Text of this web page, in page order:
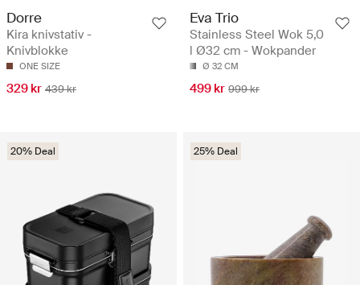
Dorre
Kira knivstativ -
Knivblokke
ONE SIZE
329 kr 439 kr
Eva Trio
Stainless Steel Wok 5,0
l Ø32 cm - Wokpander
Ø 32 CM
499 kr 999 kr
20% Deal 25% Deal